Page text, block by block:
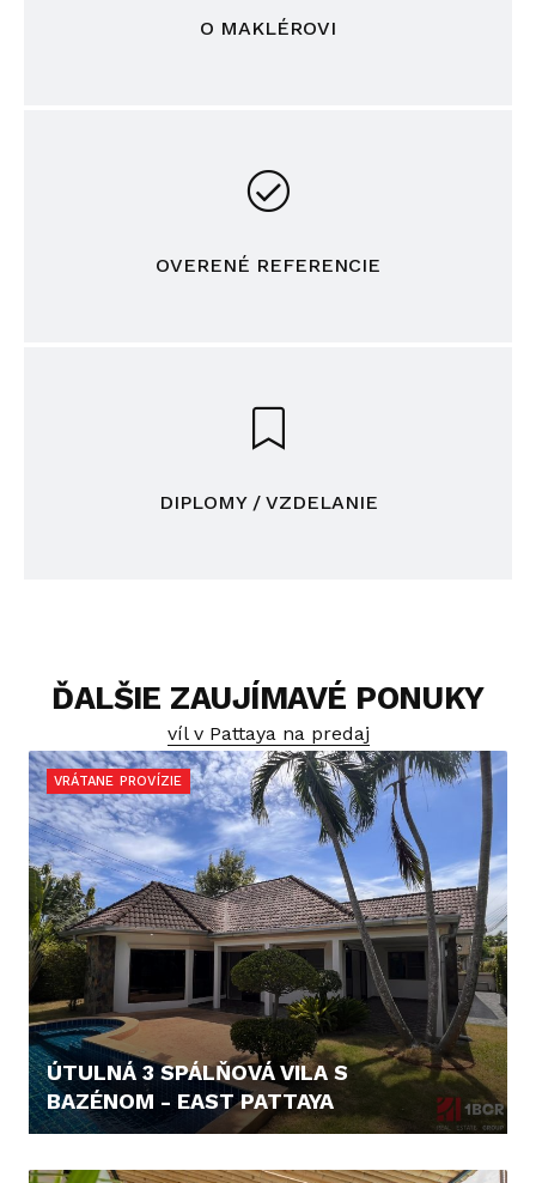
O MAKLÉROVI
OVERENÉ REFERENCIE
DIPLOMY / VZDELANIE
ĎALŠIE ZAUJÍMAVÉ PONUKY
víl v Pattaya na predaj
VRÁTANE PROVÍZIE
ÚTULNÁ 3 SPÁLŇOVÁ VILA S
BAZÉNOM - EAST PATTAYA